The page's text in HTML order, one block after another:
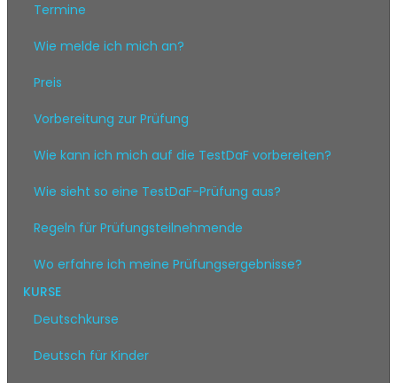
Termine
Wie melde ich mich an?
Preis
Vorbereitung zur Prüfung
Wie kann ich mich auf die TestDaF vorbereiten?
Wie sieht so eine TestDaF-Prüfung aus?
Regeln für Prüfungsteilnehmende
Wo erfahre ich meine Prüfungsergebnisse?
KURSE
Deutschkurse
Deutsch für Kinder